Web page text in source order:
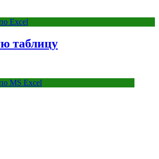
Excel
таблицу
MS Excel